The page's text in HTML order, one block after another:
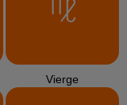
Vierge